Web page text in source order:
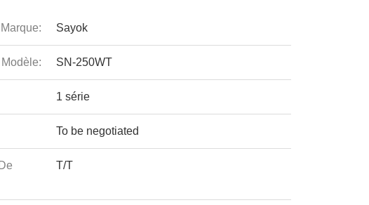
Sayok
SN-250WT
1 série
To be negotiated
T/T